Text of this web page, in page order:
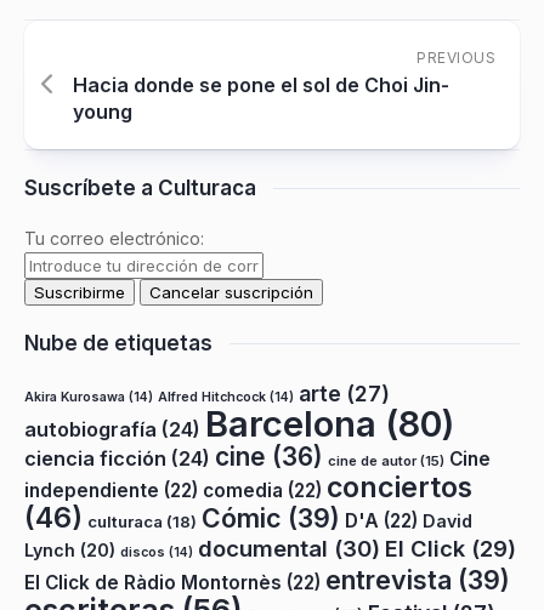
PREVIOUS
Hacia donde se pone el sol de Choi Jin-
young
Suscríbete a Culturaca
Tu correo electrónico:
Nube de etiquetas
Akira Kurosawa (14) Alfred Hitchcock (14) arte (27)
autobiografía (24) Barcelona (80)
ciencia ficción (24) cine (36) cine de autor(15) Cine
independiente (22) comedia (22) conciertos
(46) culturaca (18) Cómic (39) D'A (22) David
Lynch (20) discos (14) documental (30) El Click (29)
El Click de Ràdio Montornès (22) entrevista (39)